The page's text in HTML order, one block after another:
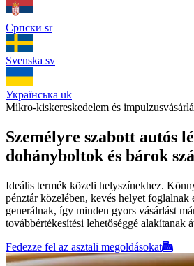
Српски sr
Svenska sv
Українська uk
Mikro-kiskereskedelem és
Személyre szabott autós
dohányboltok és bárok
Ideális termék közeli helyszínekhez.
pénztár közelében, kevés helyet foglalnak
generálnak, így minden gyors vásárlást
továbbértékesítési lehetőséggé alakítanak
Fedezze fel az asztali megoldásokat